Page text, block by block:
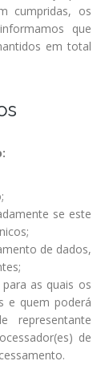
cumpridas, os
que
em total
se este
de dados,
as quais os
e quem poderá
representante
de